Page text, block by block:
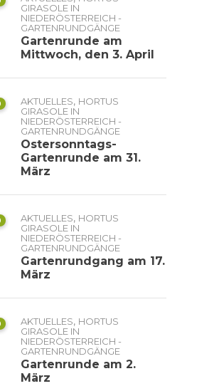
GIRASOLE IN
NIEDERÖSTERREICH -
GARTENRUNDGÄNGE
Gartenrunde am
Mittwoch, den 3. April
AKTUELLES, HORTUS
GIRASOLE IN
NIEDERÖSTERREICH -
GARTENRUNDGÄNGE
Ostersonntags-
Gartenrunde am 31.
März
AKTUELLES, HORTUS
GIRASOLE IN
NIEDERÖSTERREICH -
GARTENRUNDGÄNGE
Gartenrundgang am 17.
März
AKTUELLES, HORTUS
GIRASOLE IN
NIEDERÖSTERREICH -
GARTENRUNDGÄNGE
Gartenrunde am 2.
März